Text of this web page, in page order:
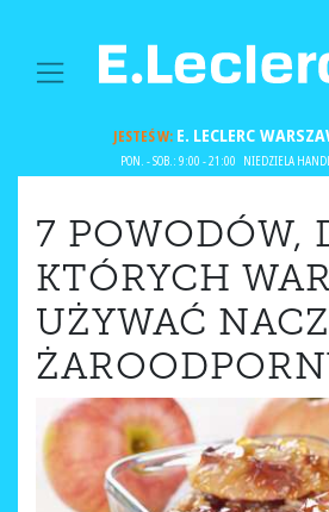
MAIN NAVIGATION
JESTEŚ W:E. LECLERC
PON. - SOB.: 9:00 - 21:00 NIEDZIELA
7 POWODÓW,
KTÓRYCH
UŻYWAĆ